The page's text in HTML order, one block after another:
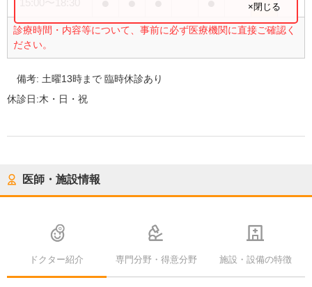
診療時間・内容等について、事前に必ず医療機関に直接ご確認く
ださい。
×閉じる
備考: 土曜13時まで 臨時休診あり
休診日:木・日・祝
医師・施設情報
ドクター紹介 専門分野・得意分野 施設・設備の特徴